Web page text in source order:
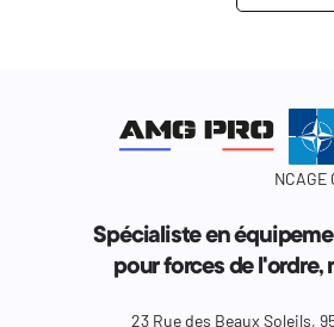
NCAGE
Spécialiste en
pour forces de l'ordre,
23 Rue des Beaux Soleils,